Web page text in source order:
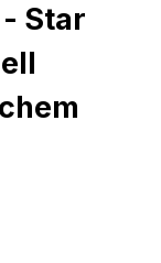
Star